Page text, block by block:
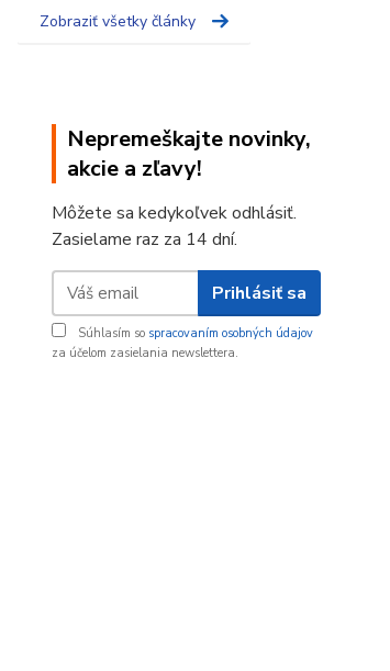
Zobraziť všetky články
Nepremeškajte novinky,
akcie a zľavy!
Môžete sa kedykoľvek odhlásiť.
Zasielame raz za 14 dní.
Prihlásiť sa
Súhlasím so spracovaním osobných údajov
za účelom zasielania newslettera.